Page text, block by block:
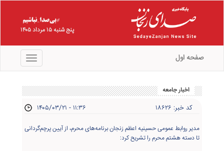
پنج شنبه ۱۵ مرداد ۱۴۰۵
منو صفحه اول
اخبار جامعه
کد خبر: ۱۸۶۲۶ ۱۴۰۵/۰۳/۲۱ - ۱۱:۳۶
مدیر روابط عمومی حسینیه اعظم زنجان برنامه‌های محرم، از آیین پرچم‌گردانی
تا دسته هشتم محرم را تشریح کرد: